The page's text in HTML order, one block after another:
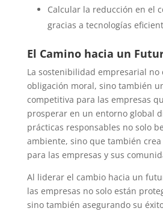
Calcular la reducción en el
gracias a tecnologías
El Camino hacia un
La sostenibilidad empresarial no
obligación moral, sino también
competitiva para las empresas
prosperar en un entorno global
prácticas responsables no solo
ambiente, sino que también
para las empresas y sus
Al liderar el cambio hacia un
las empresas no solo están
sino también asegurando su